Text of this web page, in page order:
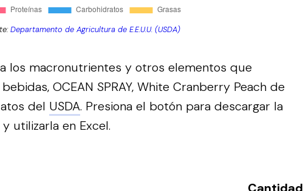
Departamento de Agricultura de E.E.U.U. (USDA)
los macronutrientes y otros elementos que
OCEAN SPRAY, White Cranberry Peach de
del USDA. Presiona el botón para descargar la
utilizarla en Excel.
Cantidad